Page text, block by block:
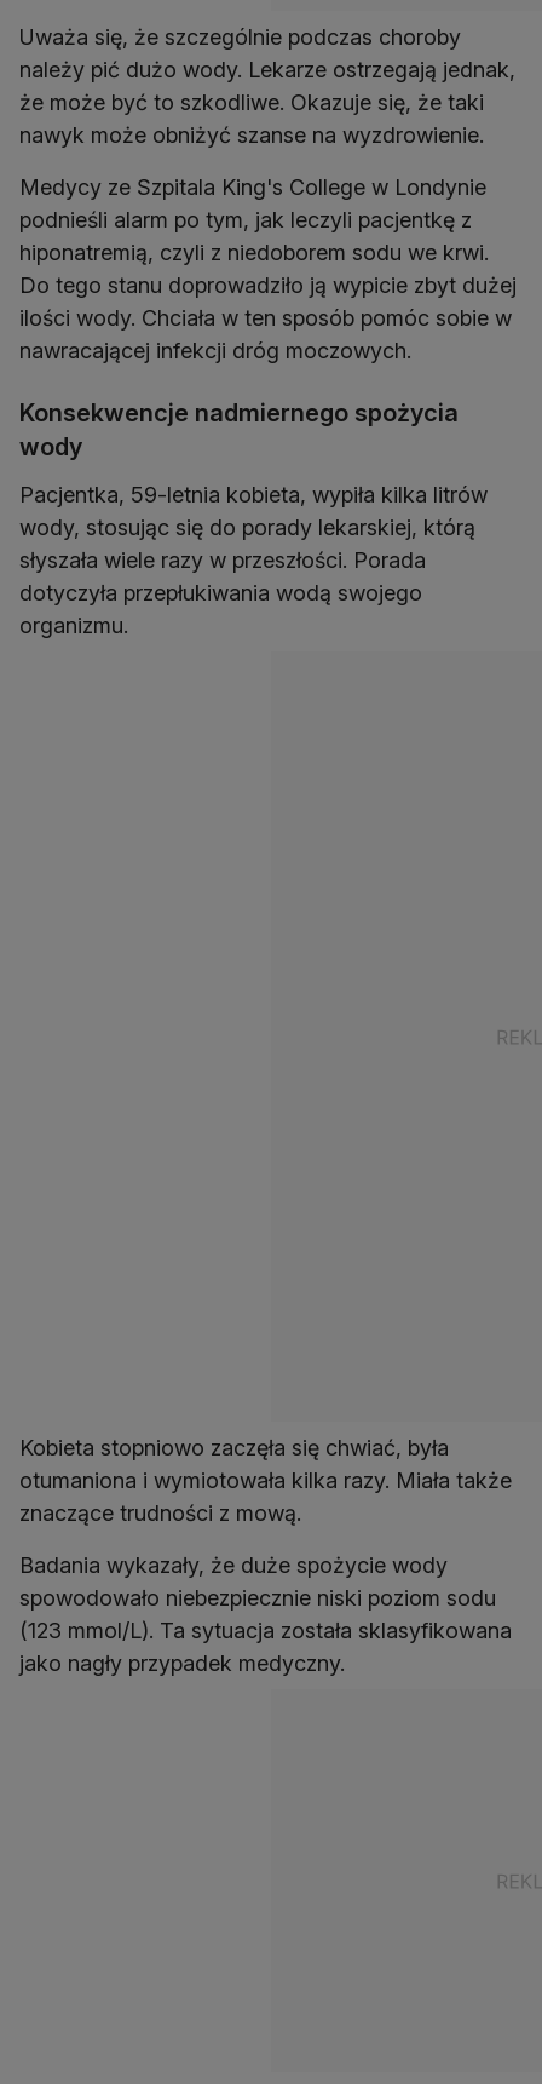
Uważa się, że szczególnie podczas choroby
należy pić dużo wody. Lekarze ostrzegają jednak,
że może być to szkodliwe. Okazuje się, że taki
nawyk może obniżyć szanse na wyzdrowienie.
Medycy ze Szpitala King's College w Londynie
podnieśli alarm po tym, jak leczyli pacjentkę z
hiponatremią, czyli z niedoborem sodu we krwi.
Do tego stanu doprowadziło ją wypicie zbyt dużej
ilości wody. Chciała w ten sposób pomóc sobie w
nawracającej infekcji dróg moczowych.
Konsekwencje nadmiernego spożycia
wody
Pacjentka, 59-letnia kobieta, wypiła kilka litrów
wody, stosując się do porady lekarskiej, którą
słyszała wiele razy w przeszłości. Porada
dotyczyła przepłukiwania wodą swojego
organizmu.
Kobieta stopniowo zaczęła się chwiać, była
otumaniona i wymiotowała kilka razy. Miała także
znaczące trudności z mową.
Badania wykazały, że duże spożycie wody
spowodowało niebezpiecznie niski poziom sodu
(123 mmol/L). Ta sytuacja została sklasyfikowana
jako nagły przypadek medyczny.